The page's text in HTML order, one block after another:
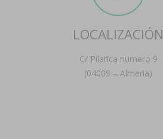
LOCALIZACIÓN
C/ Pilarica numero 9
(04009 – Almería)